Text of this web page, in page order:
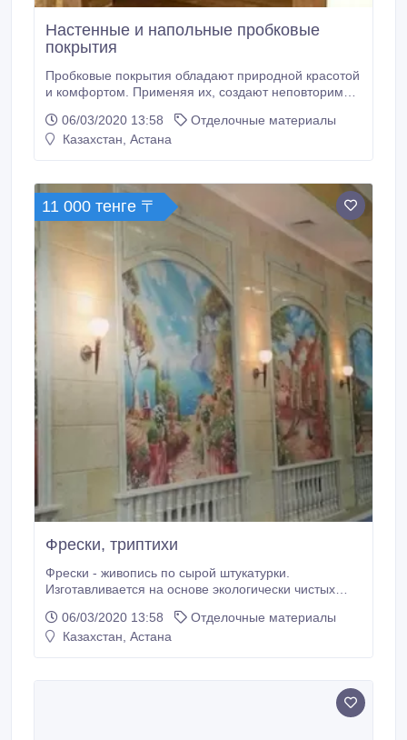
Настенные и напольные пробковые
покрытия
Пробковые покрытия обладают природной красотой
и комфортом. Применяя их, создают неповторимые
позволяют снизить передачу звуковых и
температурных колебаний, создавая уютную
запахов.
06/03/2020 13:58
Отделочные материалы
Казахстан, Астана
11 000 тенге 〒
Фрески, триптихи
Фрески - живопись по сырой штукатурки.
Изготавливается на основе экологически чистых
которые с лёгкостью делятся на любую основу.
Фрески долговечны, не ограничиваются в размерах
06/03/2020 13:58
Отделочные материалы
Казахстан, Астана